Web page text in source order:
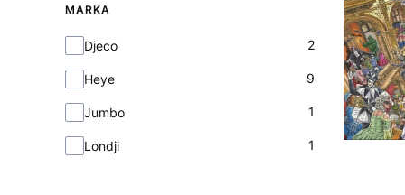
MARKA
Marka
Djeco 2
Heye 9
Jumbo 1
Londji 1